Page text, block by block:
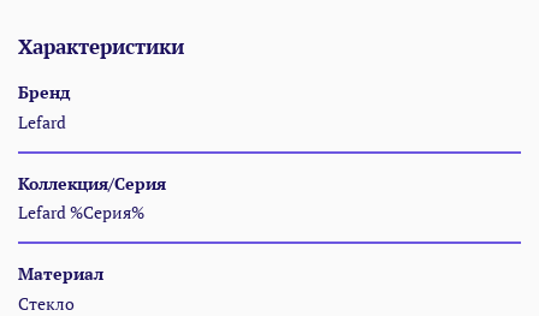
Характеристики
Бренд
Lefard
Коллекция/Серия
Lefard %Серия%
Материал
Стекло